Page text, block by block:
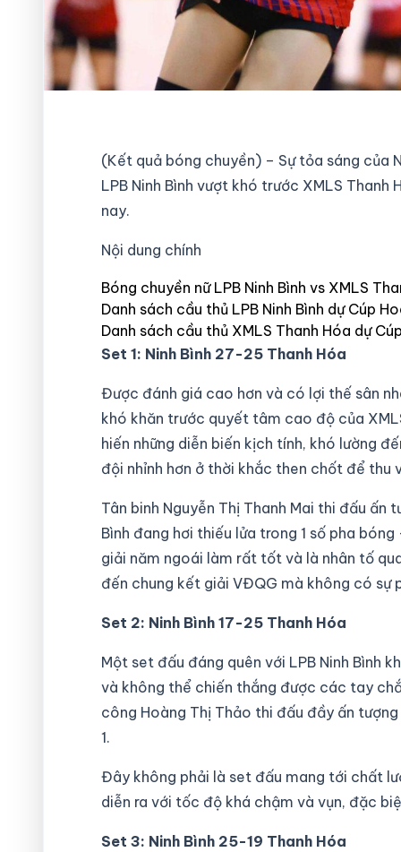
(Kết quả bóng chuyền) – Sự tỏa sáng của
LPB Ninh Bình vượt khó trước XMLS
nay.
Nội dung chính
Bóng chuyền nữ LPB Ninh Bình vs XMLS
Danh sách cầu thủ LPB Ninh Bình dự Cúp
Danh sách cầu thủ XMLS Thanh Hóa dự
Set 1: Ninh Bình 27-25 Thanh Hóa
Được đánh giá cao hơn và có lợi thế sân
khó khăn trước quyết tâm cao độ của
hiến những diễn biến kịch tính, khó lường
đội nhỉnh hơn ở thời khắc then chốt để
Tân binh Nguyễn Thị Thanh Mai thi đấu
Bình đang hơi thiếu lửa trong 1 số pha
giải năm ngoái làm rất tốt và là nhân tố
đến chung kết giải VĐQG mà không có sự
Set 2: Ninh Bình 17-25 Thanh Hóa
Một set đấu đáng quên với LPB Ninh Bình
và không thể chiến thắng được các tay
công Hoàng Thị Thảo thi đấu đầy ấn
1.
Đây không phải là set đấu mang tới chất
diễn ra với tốc độ khá chậm và vụn, đặc
Set 3: Ninh Bình 25-19 Thanh Hóa